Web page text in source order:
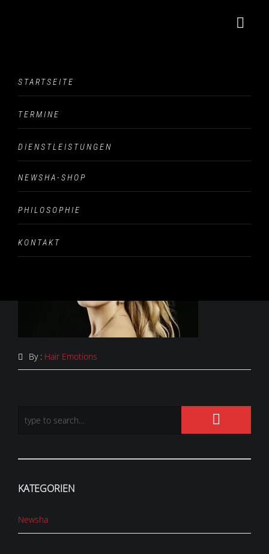
STARTSEITE
TERMINE
DIENSTLEISTUNGEN
NEWSHA-SHOP
PHILOSOPHIE
KONTAKT
Blog Single
hair style 6
By : Hair Emotions
KATEGORIEN
Newsha